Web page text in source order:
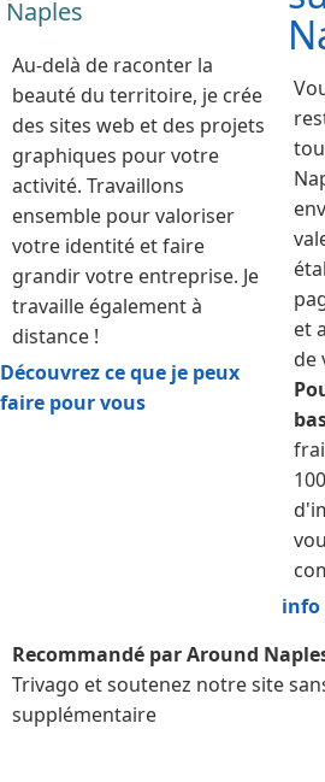
Naples
Au-delà de raconter la
beauté du territoire, je crée
des sites web et des projets
graphiques pour votre
activité. Travaillons
ensemble pour valoriser
votre identité et faire
grandir votre entreprise. Je
travaille également à
distance !
Découvrez ce que je peux
faire pour vous
et
de
info
Recommandé par Around
Trivago et soutenez notre site
supplémentaire